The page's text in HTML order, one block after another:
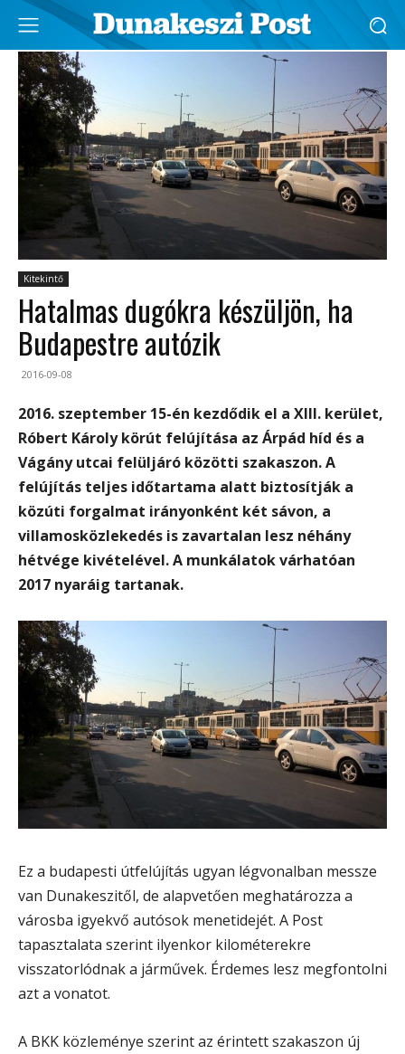
Kitekintő
Hatalmas dugókra készüljön, ha
Budapestre autózik
2016-09-08
2016. szeptember 15-én kezdődik el a XIII. kerület,
Róbert Károly körút felújítása az Árpád híd és a
Vágány utcai felüljáró közötti szakaszon.A
felújítás teljes időtartama alatt biztosítják a
közúti forgalmat irányonként két sávon, a
villamosközlekedés is zavartalan lesz néhány
hétvége kivételével. A munkálatok várhatóan
2017 nyaráig tartanak.
Ez a budapesti útfelújítás ugyan légvonalban messze
van Dunakeszitől, de alapvetően meghatározza a
városba igyekvő autósok menetidejét. A Post
tapasztalata szerint ilyenkor kilométerekre
visszatorlódnak a járművek. Érdemes lesz megfontolni
azt a vonatot.
A BKK közleménye szerint az érintett szakaszon új